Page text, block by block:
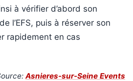
à vérifier d’abord son
l’EFS, puis à réserver son
rapidement en cas
Asnieres-sur-Seine Events